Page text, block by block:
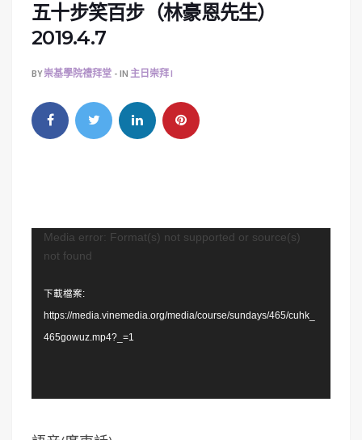
五十步笑百步（林豪恩先生）
2019.4.7
BY崇基學院禮拜堂 IN 主日崇拜 I
視
訊
Media error: Format(s) not supported or source(s)
not found
下載檔案:
https://media.vinemedia.org/media/course/sundays/465/cuhk_
465gowuz.mp4?_=1